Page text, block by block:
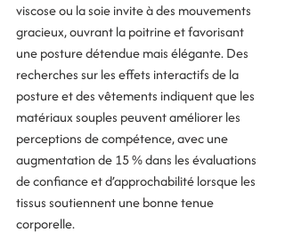
viscose ou la soie invite à des mouvements
gracieux, ouvrant la poitrine et favorisant
une posture détendue mais élégante. Des
recherches sur les effets interactifs de la
posture et des vêtements indiquent que les
matériaux souples peuvent améliorer les
perceptions de compétence, avec une
augmentation de 15 % dans les évaluations
de confiance et d’approchabilité lorsque les
tissus soutiennent une bonne tenue
corporelle.